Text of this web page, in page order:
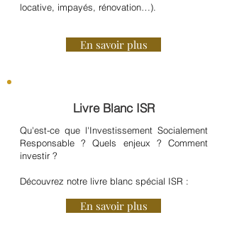
locative, impayés, rénovation…).
En savoir plus
Livre Blanc ISR
Qu'est-ce que l'Investissement Socialement
Responsable ? Quels enjeux ? Comment
investir ?
Découvrez notre livre blanc spécial ISR :
En savoir plus